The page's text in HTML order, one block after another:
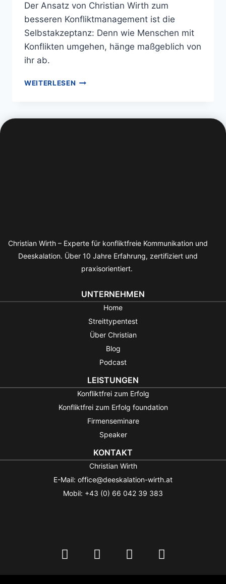
Der Ansatz von Christian Wirth zum
besseren Konfliktmanagement ist die
Selbstakzeptanz: Denn wie Menschen mit
Konflikten umgehen, hänge maßgeblich von
ihr ab.
WEITERLESEN
Christian Wirth – Experte für konfliktfreie Kommunikation und
Deeskalation. Über 10 Jahre Erfahrung, zertifiziert und
praxisorientiert.
UNTERNEHMEN
Home
Streittypentest
Über Christian
Blog
Podcast
LEISTUNGEN
Konfliktfrei zum Erfolg
Konfliktfrei zum Erfolg foundation
Firmenseminare
Speaker
KONTAKT
Christian Wirth
E-Mail: office@deeskalation-wirth.at
Mobil: +43 (0) 66 042 39 383